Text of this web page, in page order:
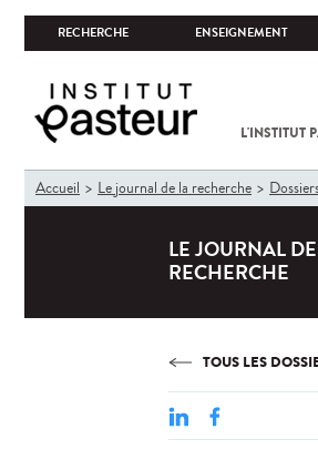
RECHERCHE ENSEIGNEMENT
L'INSTITUT
Vous
êtes
Accueil Le journal de la recherche
LE JOURNAL
RECHERCHE
TOUS LES